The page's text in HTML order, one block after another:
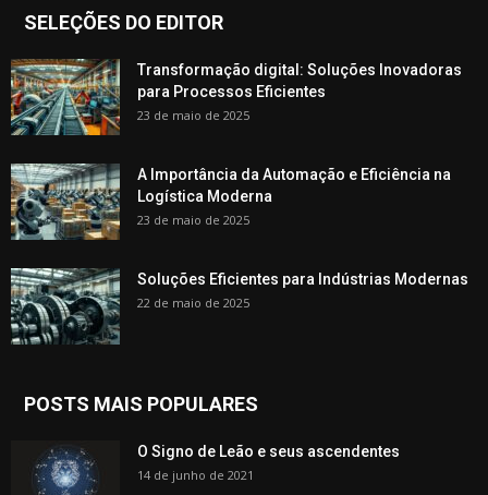
SELEÇÕES DO EDITOR
Transformação digital: Soluções Inovadoras
para Processos Eficientes
23 de maio de 2025
A Importância da Automação e Eficiência na
Logística Moderna
23 de maio de 2025
Soluções Eficientes para Indústrias Modernas
22 de maio de 2025
POSTS MAIS POPULARES
O Signo de Leão e seus ascendentes
14 de junho de 2021